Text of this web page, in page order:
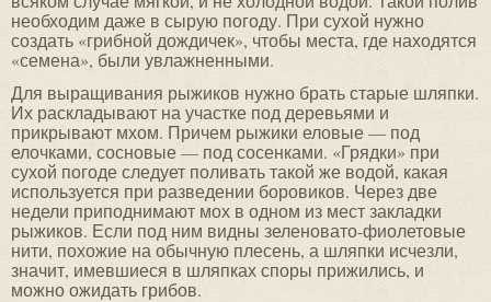
необходим даже в сырую погоду. При сухой нужно
создать «грибной дождичек», чтобы места, где находятся
«семена», были увлажненными.
Для выращивания рыжиков нужно брать старые шляпки.
Их раскладывают на участке под деревьями и
прикрывают мхом. Причем рыжики еловые — под
елочками, сосновые — под сосенками. «Грядки» при
сухой погоде следует поливать такой же водой, какая
используется при разведении боровиков. Через две
недели приподнимают мох в одном из мест закладки
рыжиков. Если под ним видны зеленовато-фиолетовые
нити, похожие на обычную плесень, а шляпки исчезли,
значит, имевшиеся в шляпках споры прижились, и
можно ожидать грибов.